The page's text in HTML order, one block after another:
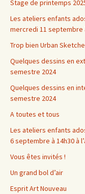
Stage de printemps
Les ateliers enfants
mercredi 11 septembre
Trop bien Urban
Quelques dessins en
semestre 2024
Quelques dessins en
semestre 2024
A toutes et tous
Les ateliers enfants
6 septembre à 14h30 à
Vous êtes invités !
Un grand bol d’air
Esprit Art Nouveau